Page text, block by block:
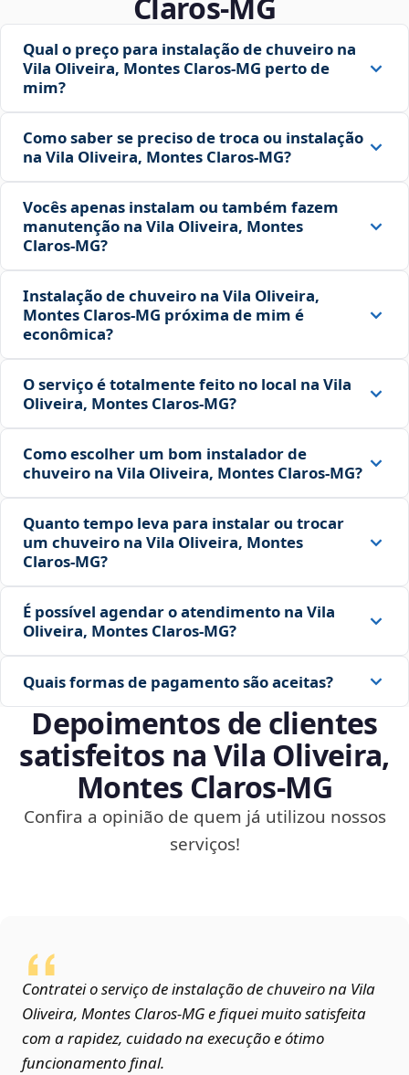
Claros‑MG
Qual o preço para instalação de chuveiro na
Vila Oliveira, Montes Claros‑MG perto de
mim?
Como saber se preciso de troca ou instalação
na Vila Oliveira, Montes Claros‑MG?
Vocês apenas instalam ou também fazem
manutenção na Vila Oliveira, Montes
Claros‑MG?
Instalação de chuveiro na Vila Oliveira,
Montes Claros‑MG próxima de mim é
econômica?
O serviço é totalmente feito no local na Vila
Oliveira, Montes Claros‑MG?
Como escolher um bom instalador de
chuveiro na Vila Oliveira, Montes Claros‑MG?
Quanto tempo leva para instalar ou trocar
um chuveiro na Vila Oliveira, Montes
Claros‑MG?
É possível agendar o atendimento na Vila
Oliveira, Montes Claros‑MG?
Quais formas de pagamento são aceitas?
Depoimentos de clientes
satisfeitos na Vila Oliveira,
Montes Claros‑MG
Confira a opinião de quem já utilizou nossos
serviços!
Contratei o serviço de instalação de chuveiro na Vila
Oliveira, Montes Claros‑MG e fiquei muito satisfeita
com a rapidez, cuidado na execução e ótimo
funcionamento final.